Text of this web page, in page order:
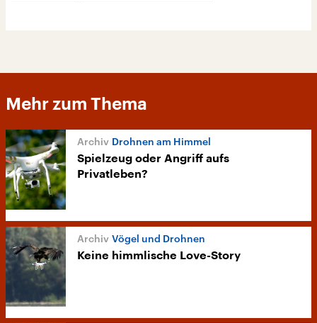
Mehr zum Thema
Drohnen am Himmel
Spielzeug oder Angriff aufs
Privatleben?
Vögel und Drohnen
Keine himmlische Love-Story